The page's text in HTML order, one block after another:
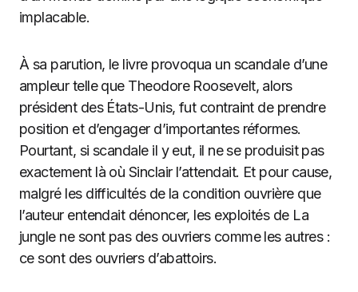
implacable.
À sa parution, le livre provoqua un scandale d’une
ampleur telle que Theodore Roosevelt, alors
président des États-Unis, fut contraint de prendre
position et d’engager d’importantes réformes.
Pourtant, si scandale il y eut, il ne se produisit pas
exactement là où Sinclair l’attendait. Et pour cause,
malgré les difficultés de la condition ouvrière que
l’auteur entendait dénoncer, les exploités de La
jungle ne sont pas des ouvriers comme les autres :
ce sont des ouvriers d’abattoirs.